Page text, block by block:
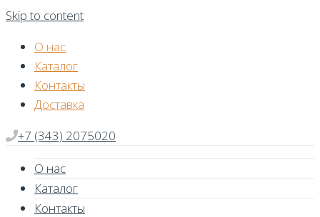
Skip to content
О нас
Каталог
Контакты
Доставка
+7 (343) 2075020
О нас
Каталог
Контакты